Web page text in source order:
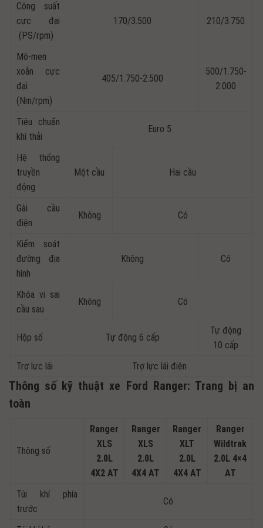
Công suất
cực đại
(PS/rpm)
170/3.500 210/3.750
Mô-men
xoắn cực
đại
(Nm/rpm)
405/1.750-2.500
500/1.750-
2.000
Tiêu chuẩn
khí thải
Euro 5
Hệ thống
truyền
động
Một cầu Hai cầu
Gài cầu
điện
Không Có
Kiểm soát
đường địa
hình
Không Có
Khóa vi sai
cầu sau
Không Có
Hộp số Tự động 6 cấp
Tự động
10 cấp
Trợ lực lái
Trợ lực lái điện
Thông số kỹ thuật xe Ford Ranger: Trang bị an
toàn
Thông số
Ranger
XLS
2.0L
4X2 AT
Ranger
XLS
2.0L
4X4 AT
Ranger
XLT
2.0L
4X4 AT
Ranger
Wildtrak
2.0L 4×4
AT
Túi khí phía
trước
Có